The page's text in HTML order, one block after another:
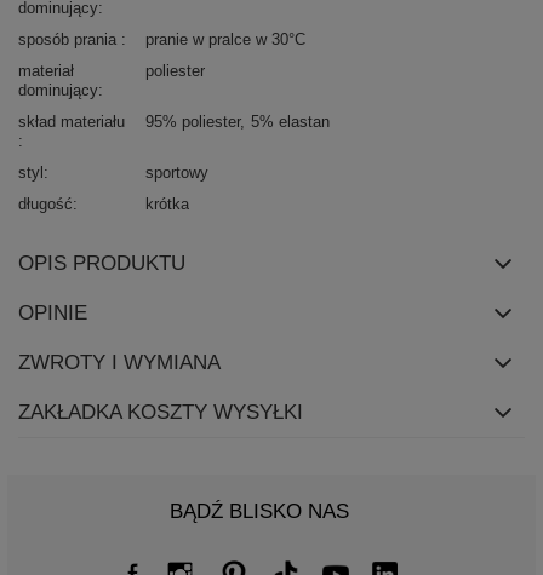
dominujący
sposób prania
pranie w pralce w 30°C
materiał
dominujący
poliester
skład materiału 95% poliester 5% elastan
styl
sportowy
długość
krótka
OPIS PRODUKTU
OPINIE
ZWROTY I WYMIANA
ZAKŁADKA KOSZTY WYSYŁKI
BĄDŹ BLISKO NAS